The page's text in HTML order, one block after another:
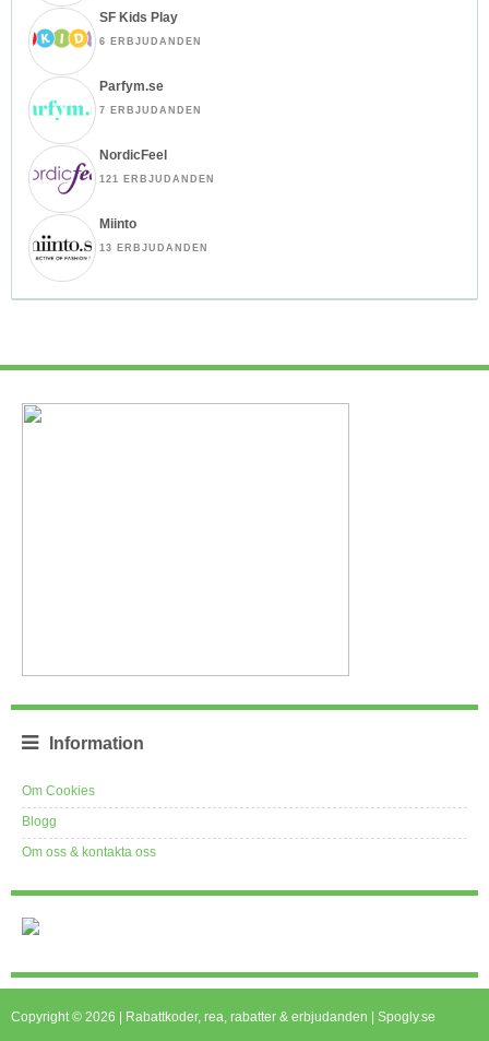
SF Kids Play
6 ERBJUDANDEN
Parfym.se
7 ERBJUDANDEN
NordicFeel
121 ERBJUDANDEN
Miinto
13 ERBJUDANDEN
Information
Om Cookies
Blogg
Om oss & kontakta oss
Copyright © 2026 | Rabattkoder, rea, rabatter & erbjudanden | Spogly.se